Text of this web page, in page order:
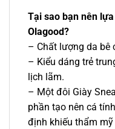
Tại sao bạn nên
Olagood?
– Chất lượng da bê
– Kiểu dáng trẻ
lịch lãm.
– Một đôi Giày
phần tạo nên cá
định khiếu thẩm mỹ